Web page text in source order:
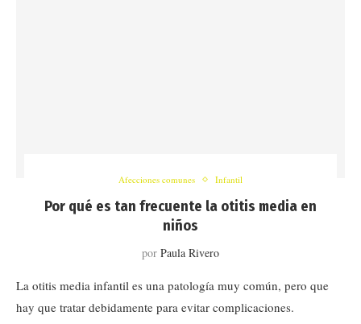
Afecciones comunes Infantil
Por qué es tan frecuente la otitis media en
niños
por Paula Rivero
La otitis media infantil es una patología muy común, pero que
hay que tratar debidamente para evitar complicaciones.